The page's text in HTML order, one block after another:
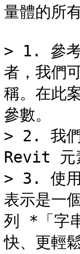
量體的所
> 1. 參
者，我們
稱。在此
參數。
> 2. 我們
Revit 元
> 3. 使用
表示是一
列 *「字
快、更輕